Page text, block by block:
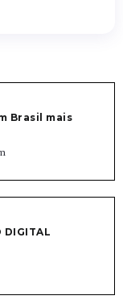
Brasil mais
DIGITAL